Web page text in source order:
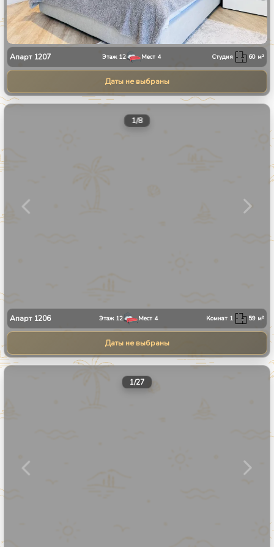
Апарт 1207 Этаж 12 Мест 4 Студия 60 м²
Даты не выбраны
1/8
Апарт 1206 Этаж 12 Мест 4 Комнат 1 59 м²
Даты не выбраны
1/27